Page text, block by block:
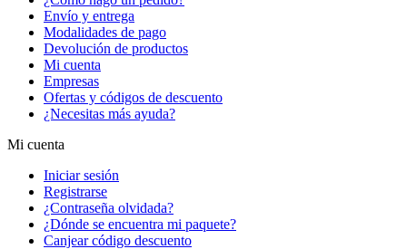
Envío y entrega
Modalidades de pago
Devolución de productos
Mi cuenta
Empresas
Ofertas y códigos de descuento
¿Necesitas más ayuda?
Mi cuenta
Iniciar sesión
Registrarse
¿Contraseña olvidada?
¿Dónde se encuentra mi paquete?
Canjear código descuento